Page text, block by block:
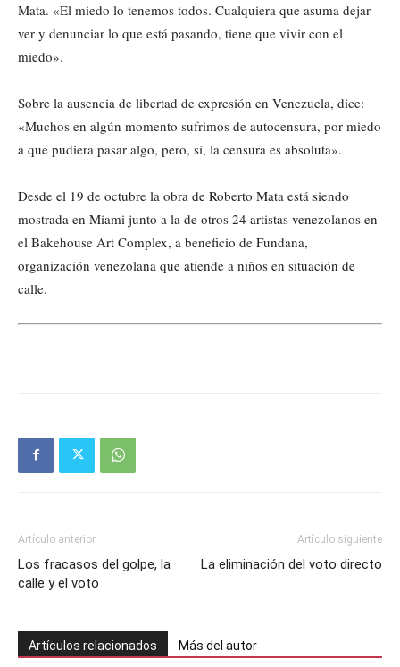
Mata. «El miedo lo tenemos todos. Cualquiera que asuma dejar
ver y denunciar lo que está pasando, tiene que vivir con el
miedo».
Sobre la ausencia de libertad de expresión en Venezuela, dice:
«Muchos en algún momento sufrimos de autocensura, por miedo
a que pudiera pasar algo, pero, sí, la censura es absoluta».
Desde el 19 de octubre la obra de Roberto Mata está siendo
mostrada en Miami junto a la de otros 24 artistas venezolanos en
el Bakehouse Art Complex, a beneficio de Fundana,
organización venezolana que atiende a niños en situación de
calle.
Artículo anterior
Los fracasos del golpe, la
calle y el voto
Artículo siguiente
La eliminación del voto directo
Artículos relacionados Más del autor